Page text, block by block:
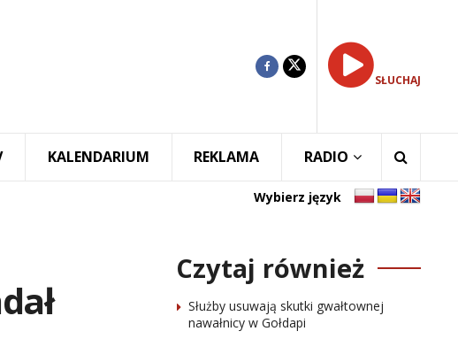
SŁUCHAJ
KALENDARIUM REKLAMA RADIO
Wybierz język
Czytaj również
Służby usuwają skutki gwałtownej
nawałnicy w Gołdapi